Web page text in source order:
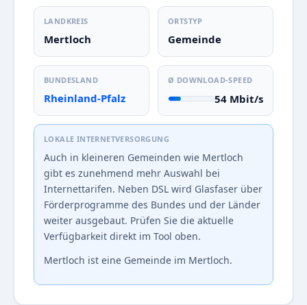
LANDKREIS
Mertloch
ORTSTYP
Gemeinde
BUNDESLAND
Rheinland-Pfalz
Ø DOWNLOAD-SPEED
54 Mbit/s
LOKALE INTERNETVERSORGUNG
Auch in kleineren Gemeinden wie Mertloch
gibt es zunehmend mehr Auswahl bei
Internettarifen. Neben DSL wird Glasfaser über
Förderprogramme des Bundes und der Länder
weiter ausgebaut. Prüfen Sie die aktuelle
Verfügbarkeit direkt im Tool oben.
Mertloch ist eine Gemeinde im Mertloch.